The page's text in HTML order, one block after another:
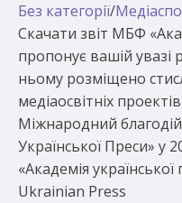
Без категорії/
Скачати звіт МБФ
пропонує вашій увазі
ньому розміщено
медіаосвітніх
Міжнародний
Української Преси» у
«Академія
Ukrainian Press